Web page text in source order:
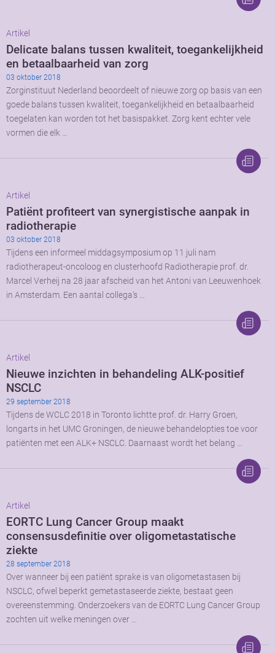
Artikel
Delicate balans tussen kwaliteit, toegankelijkheid
en betaalbaarheid van zorg
03 oktober 2018
Zorginstituut Nederland beoordeelt of nieuwe zorg op basis van een
goede balans tussen kwaliteit, toegankelijkheid en betaalbaarheid
toegelaten kan worden tot het basispakket. Zorg kent echter vele
vormen die elk …
Artikel
Patiënt profiteert van synergistische aanpak in
radiotherapie
03 oktober 2018
Tijdens een informeel middagsymposium op 11 juli nam
radiotherapeut-oncoloog en clusterhoofd Radiotherapie prof. dr.
Marcel Verheij na 28 jaar afscheid van het Antoni van Leeuwenhoek
in Amsterdam. Een aantal collega's …
Artikel
Nieuwe inzichten in behandeling ALK-positief
NSCLC
29 september 2018
Tijdens de WCLC 2018 in Toronto lichtte prof. dr. Harry Groen,
longarts in het UMC Groningen, de nieuwe behandelopties toe voor
patiënten met een ALK+ NSCLC. Daarnaast wordt het belang …
Artikel
EORTC Lung Cancer Group maakt
consensusdefinitie over oligometastatische
ziekte
28 september 2018
Over wanneer bij een patiënt sprake is van oligometastasen bij
NSCLC, ofwel beperkt gemetastaseerde ziekte, bestaat geen
overeenstemming. Onderzoekers van de EORTC Lung Cancer Group
zochten uit welke meningen over …